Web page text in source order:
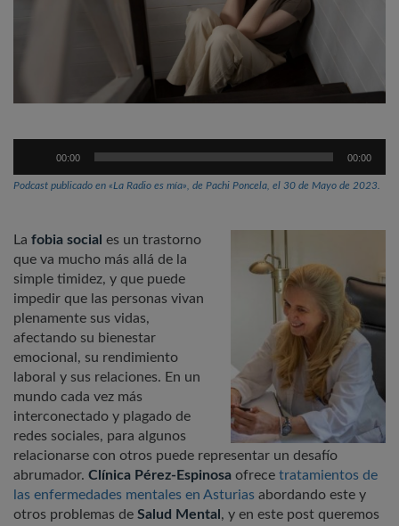
audio
00:00 00:00
Podcast publicado en «La Radio es mía», de Pachi Poncela, el 30 de Mayo de 2023.
La fobia social es un trastorno
que va mucho más allá de la
simple timidez, y que puede
impedir que las personas vivan
plenamente sus vidas,
afectando su bienestar
emocional, su rendimiento
laboral y sus relaciones. En un
mundo cada vez más
interconectado y plagado de
redes sociales, para algunos
relacionarse con otros puede representar un desafío
abrumador. Clínica Pérez-Espinosa ofrece tratamientos de
las enfermedades mentales en Asturias abordando este y
otros problemas de Salud Mental , y en este post queremos